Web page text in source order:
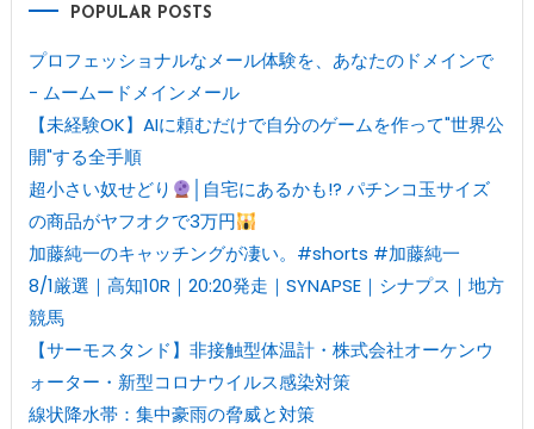
POPULAR POSTS
プロフェッショナルなメール体験を、あなたのドメインで
- ムームードメインメール
【未経験OK】AIに頼むだけで自分のゲームを作って"世界公
開"する全手順
超小さい奴せどり
│自宅にあるかも!? パチンコ玉サイズ
の商品がヤフオクで3万円
加藤純一のキャッチングが凄い。#shorts #加藤純一
8/1厳選｜高知10R｜20:20発走｜SYNAPSE｜シナプス｜地方
競馬
【サーモスタンド】非接触型体温計・株式会社オーケンウ
ォーター・新型コロナウイルス感染対策
線状降水帯：集中豪雨の脅威と対策